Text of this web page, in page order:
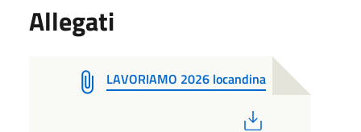
Allegati
LAVORIAMO 2026 locandina